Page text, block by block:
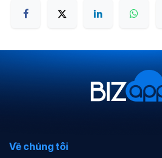
Về chúng tôi